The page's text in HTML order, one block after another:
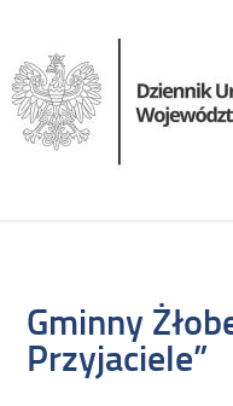
Gminny
Przyjaciele”